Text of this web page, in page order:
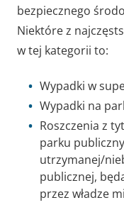
bezpiecznego
Niektóre z
w tej kategorii to:
Wypadki w
Wypadki na
Roszczenia z
parku
utrzymanej/
publicznej,
przez władze